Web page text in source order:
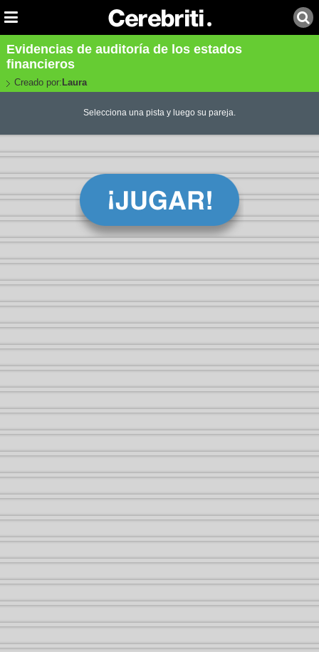
Evidencias de auditoría de los estados
financieros
Creado por: Laura
Selecciona una pista y luego su pareja.